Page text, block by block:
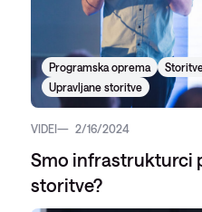
Programska oprema
Upravljane storitve
VIDEI 2/16/2024
Smo infrastrukturci
storitve?